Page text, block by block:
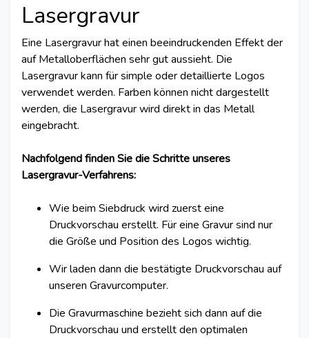
Lasergravur
Eine Lasergravur hat einen beeindruckenden Effekt der
auf Metalloberflächen sehr gut aussieht. Die
Lasergravur kann für simple oder detaillierte Logos
verwendet werden. Farben können nicht dargestellt
werden, die Lasergravur wird direkt in das Metall
eingebracht.
Nachfolgend finden Sie die Schritte unseres
Lasergravur-Verfahrens:
Wie beim Siebdruck wird zuerst eine
Druckvorschau erstellt. Für eine Gravur sind nur
die Größe und Position des Logos wichtig.
Wir laden dann die bestätigte Druckvorschau auf
unseren Gravurcomputer.
Die Gravurmaschine bezieht sich dann auf die
Druckvorschau und erstellt den optimalen